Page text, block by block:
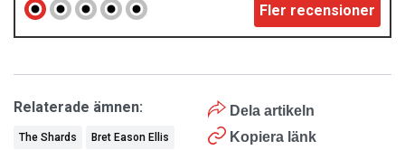
Fler recensioner
Dela artikeln
Kopiera länk
Relaterade ämnen:
The Shards Bret Eason Ellis